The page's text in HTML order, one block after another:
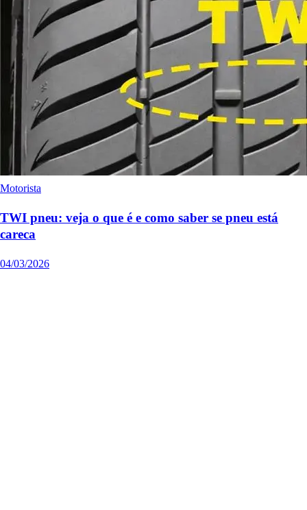
Motorista
TWI pneu: veja o que é e como saber se pneu está
careca
04/03/2026